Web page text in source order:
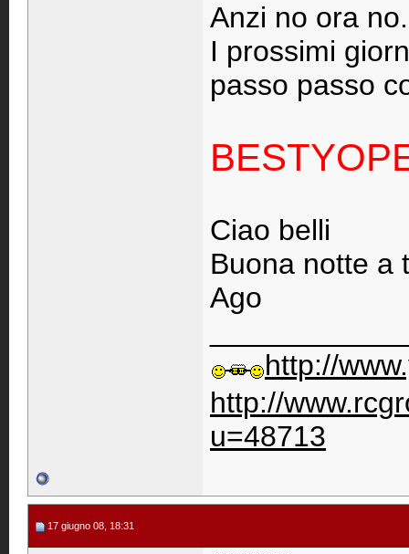
Anzi no ora
I prossimi
passo passo
Ciao belli
Buona notte a
Ago
http://
http://
u=48713
17 giugno 08, 18:31